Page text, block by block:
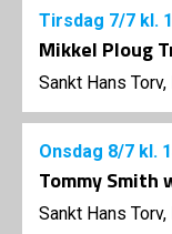
Tirsdag 7/7 kl.
Mikkel Ploug
Sankt Hans Torv,
Onsdag 8/7 kl.
Tommy
Sankt Hans Torv,